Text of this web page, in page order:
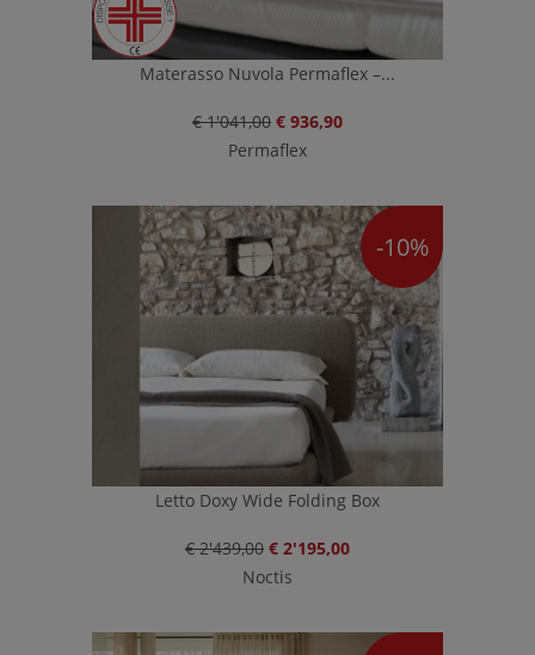
Materasso Nuvola Permaflex –...
€ 1'041,00 € 936,90
Permaflex
-10%
Letto Doxy Wide Folding Box
€ 2'439,00 € 2'195,00
Noctis